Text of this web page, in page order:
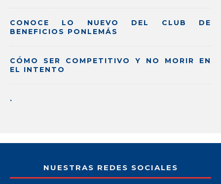
CONOCE LO NUEVO DEL CLUB DE
BENEFICIOS PONLEMÁS
CÓMO SER COMPETITIVO Y NO MORIR EN
EL INTENTO
.
NUESTRAS REDES SOCIALES